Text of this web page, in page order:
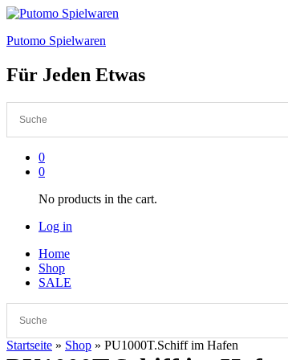
Putomo Spielwaren
Für Jeden Etwas
0
0
No products in the cart.
Log in
Home
Shop
SALE
Startseite » Shop » PU1000T.Schiff im Hafen